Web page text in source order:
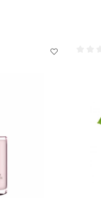
CND Offly Fast
med en
koncentrera paden på
kan en pigmentering